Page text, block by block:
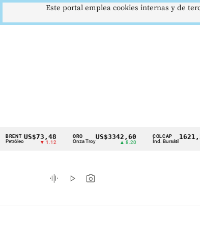
Cintillo
indicadores
económicos
US$73,48
▼ 1.12
ORO
Onza Troy
US$3342,60 COLCAP
Índ. Bursátil
1621,34
graphic_eq play_arrow photo_camera
Este portal emplea cookies internas y de